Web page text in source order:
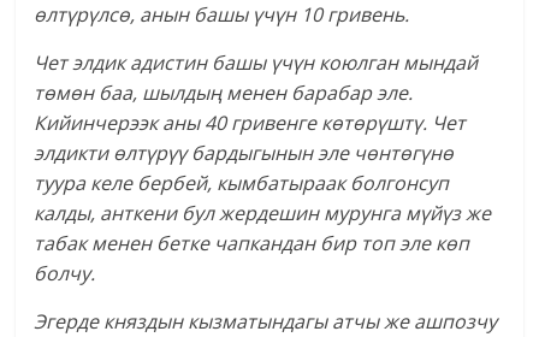
өлтүрүлсө, анын башы үчүн 10 гривень.
Чет элдик адистин башы үчүн коюлган мындай
төмөн баа, шылдың менен барабар эле.
Кийинчерээк аны 40 гривенге көтөрүштү. Чет
элдикти өлтүрүү бардыгынын эле чөнтөгүнө
туура келе бербей, кымбатыраак болгонсуп
калды, анткени бул жердешин мурунга мүйүз же
табак менен бетке чапкандан бир топ эле көп
болчу.
Эгерде княздын кызматындагы атчы же ашпозчу